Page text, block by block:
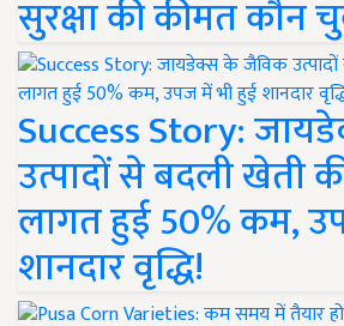
सुरक्षा की कीमत कौन
Success Story:
उत्पादों से बदली खेती
लागत हुई 50% कम,
शानदार वृद्धि!